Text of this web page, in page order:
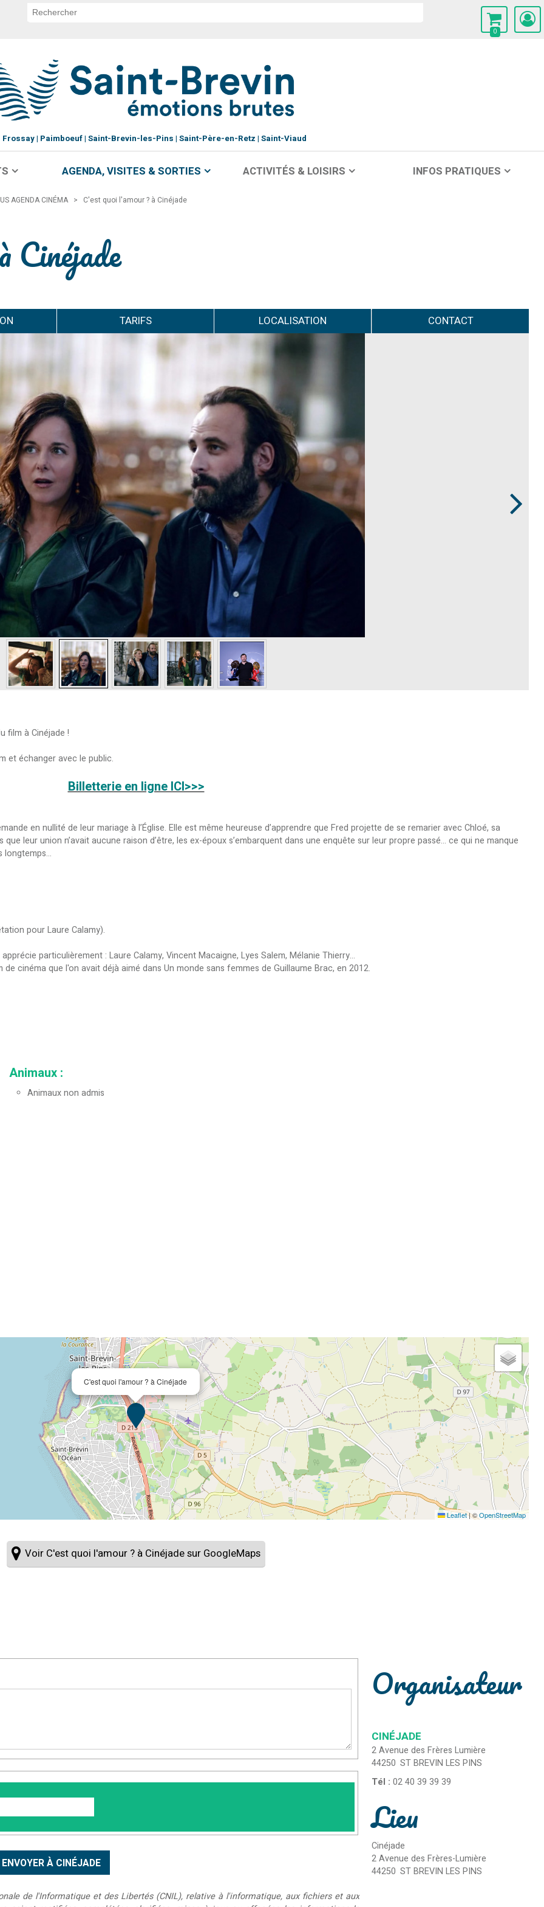
0
Frossay Paimboeuf Saint-Brevin-les-Pins Saint-Père-en-Retz Saint-Viaud
AGENDA, VISITES & SORTIES ACTIVITÉS & LOISIRS INFOS PRATIQUES
AGENDA CINÉMA > C'est quoi l'amour ? à Cinéjade
Cinéjade
TARIFS LOCALISATION CONTACT
film à Cinéjade !
et échanger avec le public.
Billetterie en ligne ICI>>>
en nullité de leur mariage à l’Église. Elle est même heureuse d’apprendre que Fred projette de se remarier avec Chloé, sa
leur union n’avait aucune raison d’être, les ex-époux s’embarquent dans une enquête sur leur propre passé... ce qui ne manque
longtemps…
pour Laure Calamy).
particulièrement : Laure Calamy, Vincent Macaigne, Lyes Salem, Mélanie Thierry...
cinéma que l'on avait déjà aimé dans Un monde sans femmes de Guillaume Brac, en 2012.
Animaux :
Animaux non admis
C'est quoi l'amour ? à Cinéjade
Leaflet|©OpenStreetMap
Voir C'est quoi l'amour ? à Cinéjade sur GoogleMaps
de l'Informatique et des Libertés (CNIL), relative à l'informatique, aux fichiers et aux
Organisateur
CINÉJADE
2 Avenue des Frères Lumière
44250 ST BREVIN LES PINS
Tél :02 40 39 39 39
Lieu
Cinéjade
2 Avenue des Frères-Lumière
44250 ST BREVIN LES PINS